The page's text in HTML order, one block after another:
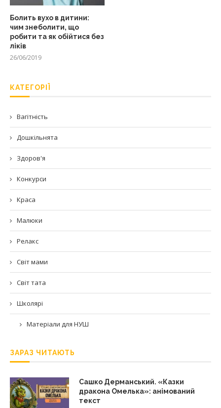
Болить вухо в дитини:
чим знеболити, що
робити та як обійтися без
ліків
26/06/2019
КАТЕГОРІЇ
Вагітність
Дошкільнята
Здоров'я
Конкурси
Краса
Малюки
Релакс
Світ мами
Світ тата
Школярі
Матеріали для НУШ
ЗАРАЗ ЧИТАЮТЬ
Сашко Дерманський. «Казки
дракона Омелька»: анімований
текст